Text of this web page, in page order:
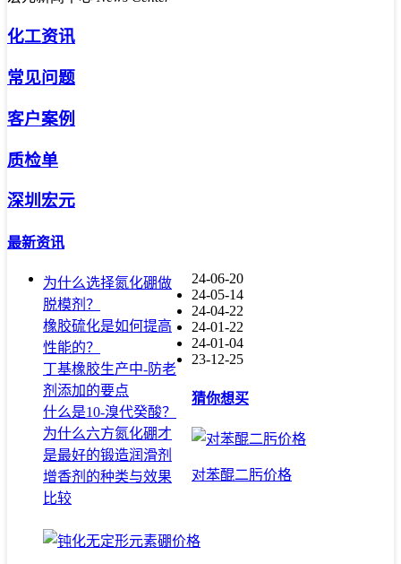
化工资讯
常见问题
客户案例
质检单
深圳宏元
最新资讯
为什么选择氮化硼做
脱模剂？
24-06-20
橡胶硫化是如何提高
性能的？
24-05-14
丁基橡胶生产中-防老
剂添加的要点
24-04-22
什么是10-溴代癸酸？
24-01-22
为什么六方氮化硼才
是最好的锻造润滑剂
24-01-04
增香剂的种类与效果
比较
23-12-25
猜你想买
对苯醌二肟价格